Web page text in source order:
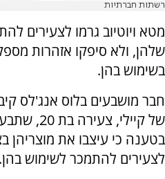
רשתות חברתיות
מטא ויוטיוב גרמו לצעירים
שלהן, ולא סיפקו אזהרות
בשימוש בהן.
חבר מושבעים בלוס אנג'לס
של קיילי,
בטענה כי עיצבו את מוצריהן
לצעירים להתמכר לשימוש בהן.